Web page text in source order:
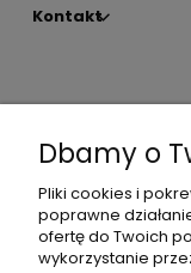
Kontakt
Dbamy o
Pliki cookies i
poprawne
ofertę do Twoich
wykorzystanie